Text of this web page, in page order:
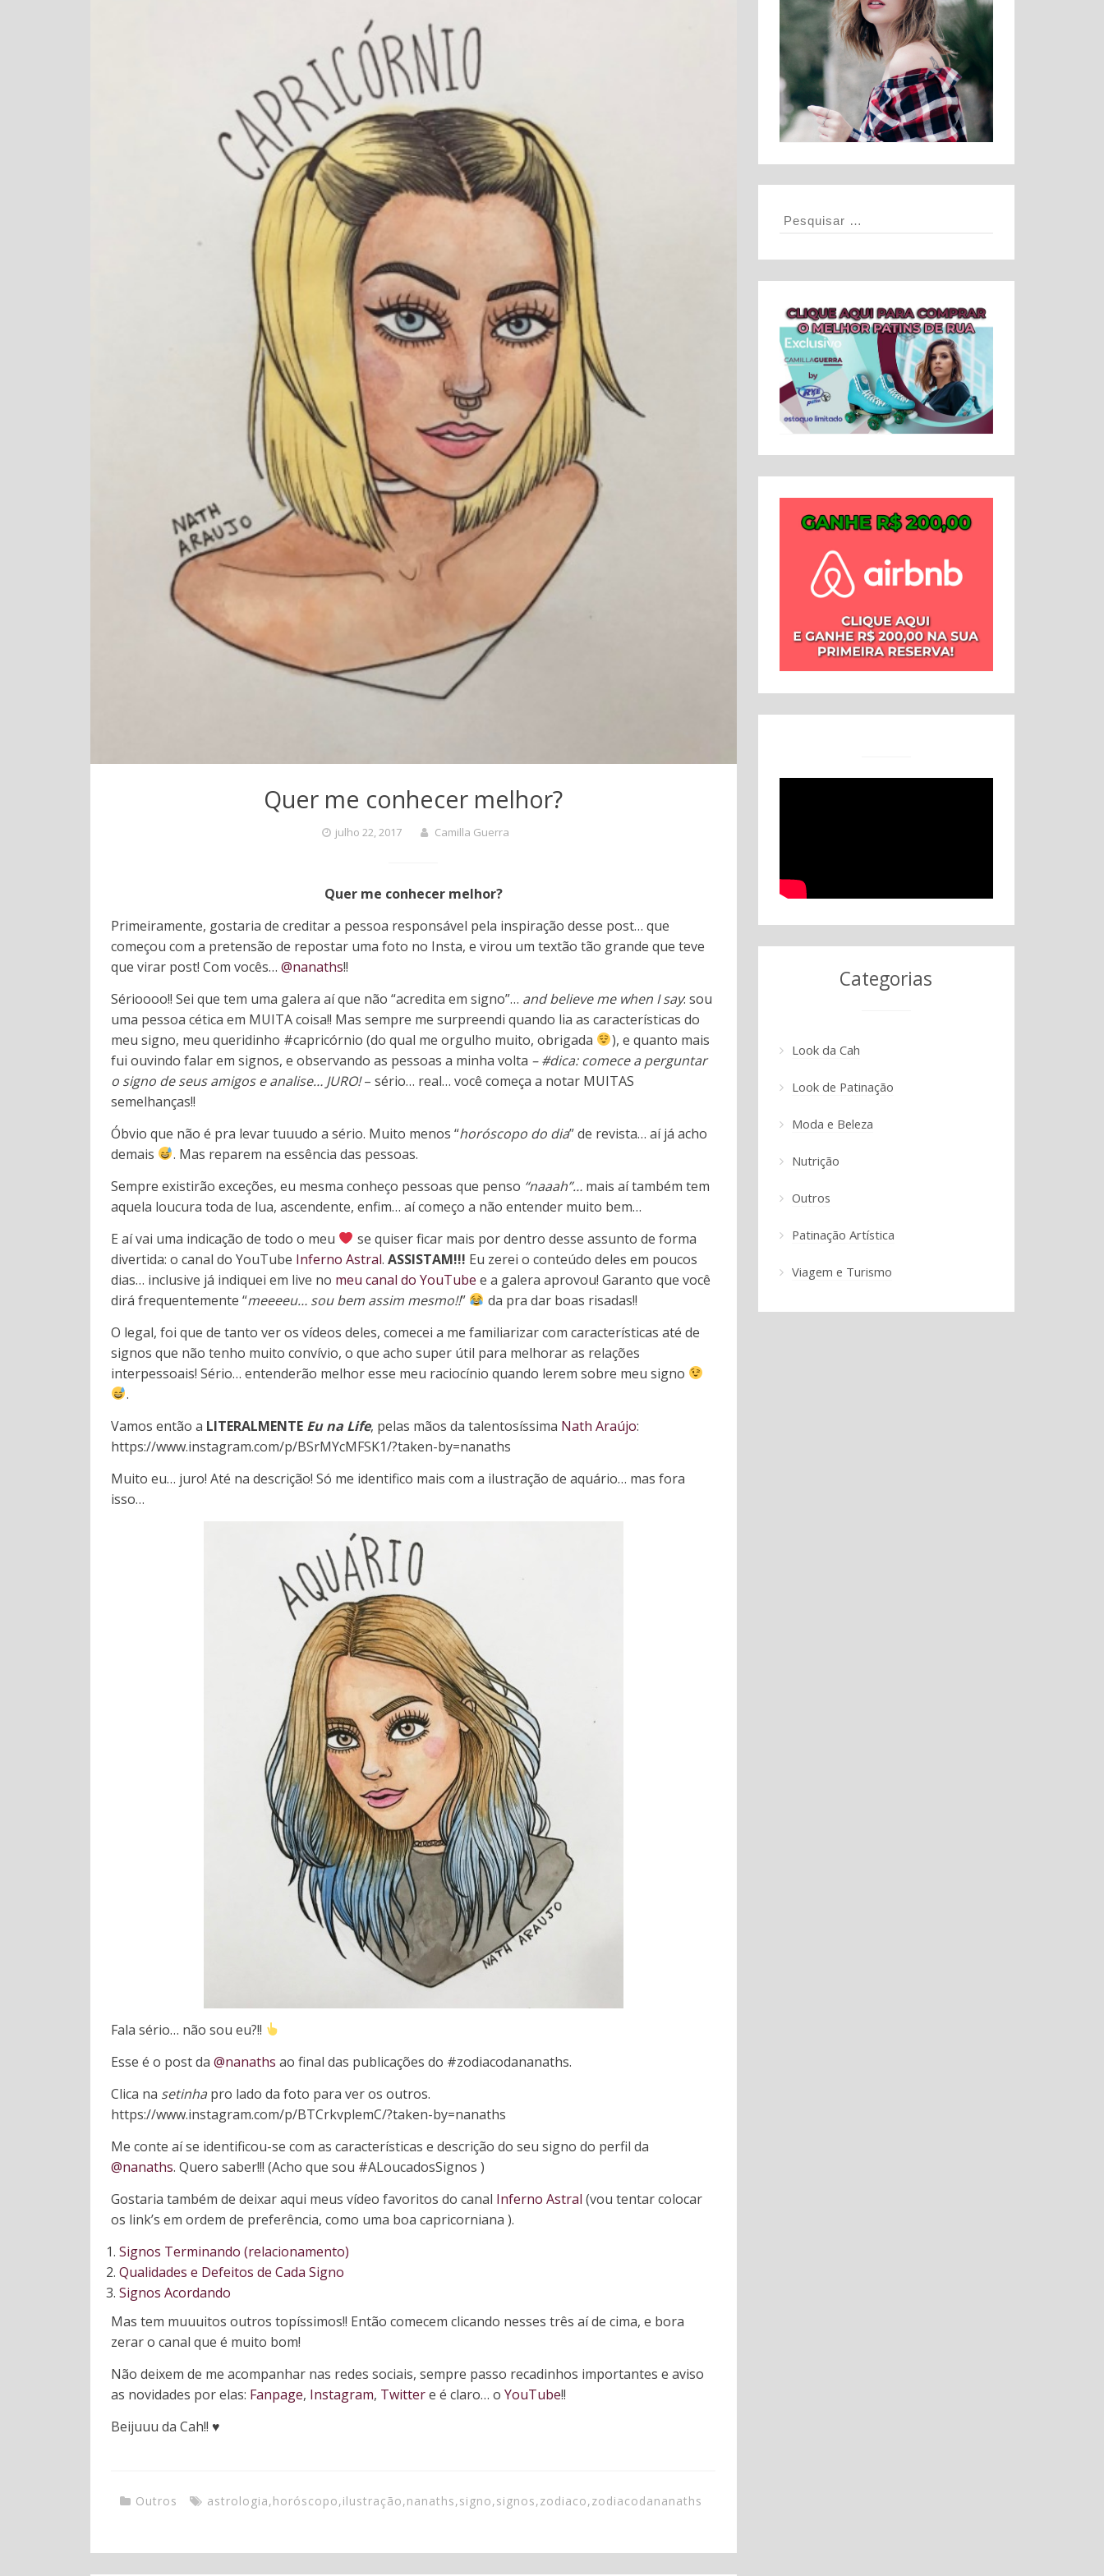
Quer me conhecer melhor?
julho 22, 2017 Camilla Guerra
Quer me conhecer melhor?
Primeiramente, gostaria de creditar a pessoa responsável pela inspiração desse post… que
começou com a pretensão de repostar uma foto no Insta, e virou um textão tão grande que teve
que virar post! Com vocês…@nanaths!!
Sérioooo!! Sei que tem uma galera aí que não “acredita em signo”… and believe me when I say: sou
uma pessoa cética em MUITA coisa!! Mas sempre me surpreendi quando lia as características do
meu signo, meu queridinho #capricórnio (do qual me orgulho muito, obrigada
), e quanto mais
fui ouvindo falar em signos, e observando as pessoas a minha volta – #dica: comece a perguntar
o signo de seus amigos e analise… JURO!– sério… real… você começa a notar MUITAS
semelhanças!!
Óbvio que não é pra levar tuuudo a sério. Muito menos “horóscopo do dia” de revista… aí já acho
demais
. Mas reparem na essência das pessoas.
Sempre existirão exceções, eu mesma conheço pessoas que penso “naaah”… mais aí também tem
aquela loucura toda de lua, ascendente, enfim… aí começo a não entender muito bem…
E aí vai uma indicação de todo o meu
se quiser ficar mais por dentro desse assunto de forma
divertida: o canal do YouTube Inferno Astral.ASSISTAM!!! Eu zerei o conteúdo deles em poucos
dias… inclusive já indiquei em live no meu canal do YouTube e a galera aprovou! Garanto que você
dirá frequentemente “meeeeu… sou bem assim mesmo!!”
da pra dar boas risadas!!
O legal, foi que de tanto ver os vídeos deles, comecei a me familiarizar com características até de
signos que não tenho muito convívio, o que acho super útil para melhorar as relações
interpessoais! Sério… entenderão melhor esse meu raciocínio quando lerem sobre meu signo
.
Vamos então a LITERALMENTE Eu na Life, pelas mãos da talentosíssima Nath Araújo:
https://www.instagram.com/p/BSrMYcMFSK1/?taken-by=nanaths
Muito eu… juro! Até na descrição! Só me identifico mais com a ilustração de aquário… mas fora
isso…
Fala sério… não sou eu?!!
Esse é o post da@nanaths ao final das publicações do #zodiacodananaths.
Clica na setinha pro lado da foto para ver os outros.
https://www.instagram.com/p/BTCrkvplemC/?taken-by=nanaths
Me conte aí se identificou-se com as características e descrição do seu signo do perfil da
@nanaths. Quero saber!!! (Acho que sou #ALoucadosSignos )
Gostaria também de deixar aqui meus vídeo favoritos do canal Inferno Astral (vou tentar colocar
os link’s em ordem de preferência, como uma boa capricorniana ).
Signos Terminando (relacionamento)
Qualidades e Defeitos de Cada Signo
Signos Acordando
Mas tem muuuitos outros topíssimos!! Então comecem clicando nesses três aí de cima, e bora
zerar o canal que é muito bom!
Não deixem de me acompanhar nas redes sociais, sempre passo recadinhos importantes e aviso
as novidades por elas: Fanpage, Instagram, Twittere é claro… oYouTube!!
Beijuuu da Cah!!♥️
Outros astrologia,horóscopo,ilustração,nanaths,signo,signos,zodiaco,zodiacodananaths
Categorias
Look da Cah
Look de Patinação
Moda e Beleza
Nutrição
Outros
Patinação Artística
Viagem e Turismo